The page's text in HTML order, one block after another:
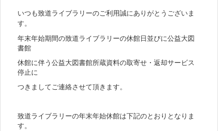
いつも致道ライブラリーのご利用誠にありがとうございま
す。
年末年始期間の致道ライブラリーの休館日並びに公益大図
書館
休館に伴う公益大図書館所蔵資料の取寄せ・返却サービス
停止に
つきましてご連絡させて頂きます。
致道ライブラリーの年末年始休館は下記のとおりとなりま
す。